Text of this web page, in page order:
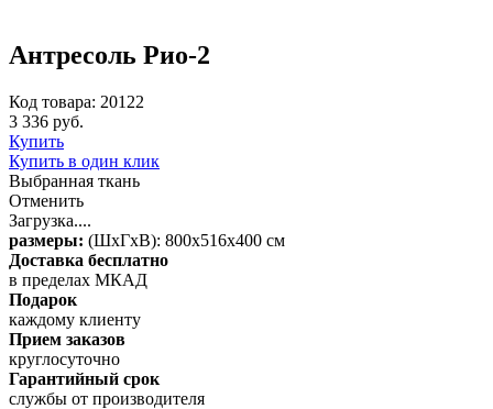
Антресоль Рио-2
Код товара: 20122
3 336 руб.
Купить
Купить в один клик
Выбранная ткань
Отменить
Загрузка....
размеры: (ШxГxВ): 800x516x400 см
Доставка бесплатно
в пределах МКАД
Подарок
каждому клиенту
Прием заказов
круглосуточно
Гарантийный срок
службы от производителя